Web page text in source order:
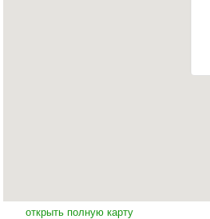
открыть полную карту